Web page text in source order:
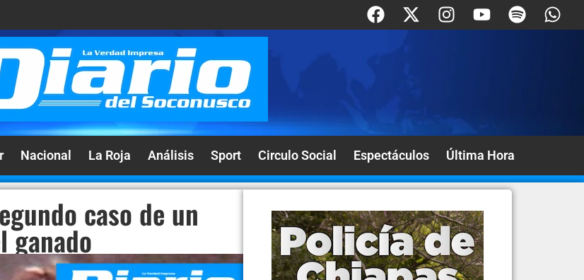
Nacional La Roja Análisis Sport Circulo Social Espectáculos Última Hora
caso de un
ganado